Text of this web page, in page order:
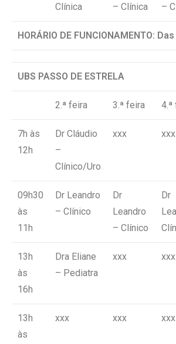
Clínica
– Clínica
–
HORÁRIO DE FUNCIONAMENTO:
UBS PASSO DE ESTRELA
2.ª feira 3.ª feira 4.ª
7h às
12h
Dr Cláudio
–
Clínico/Uro
xxx xxx
09h30
às
11h
Dr Leandro
– Clínico
Dr
Leandro
– Clínico
Dr
13h
às
16h
Dra Eliane
– Pediatra
xxx xxx
13h
às
xxx xxx xxx